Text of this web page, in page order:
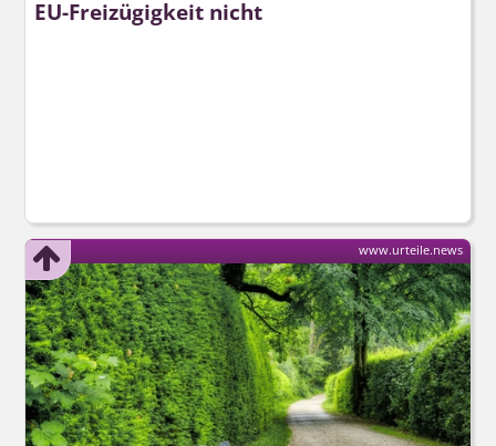
EU-Freizügigkeit nicht
www.urteile.news